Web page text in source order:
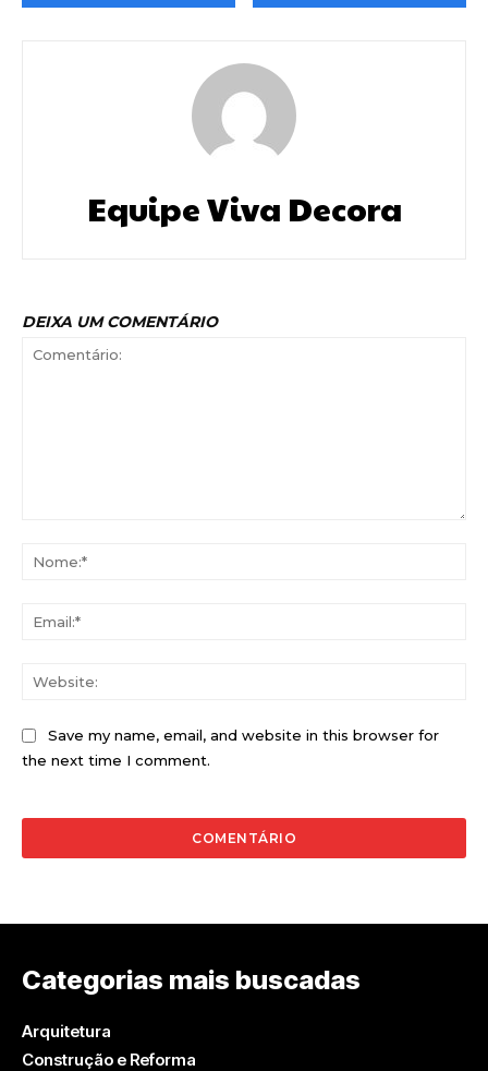
Equipe Viva Decora
DEIXA UM COMENTÁRIO
Save my name, email, and website in this browser for
the next time I comment.
Categorias mais buscadas
Arquitetura
Construção e Reforma